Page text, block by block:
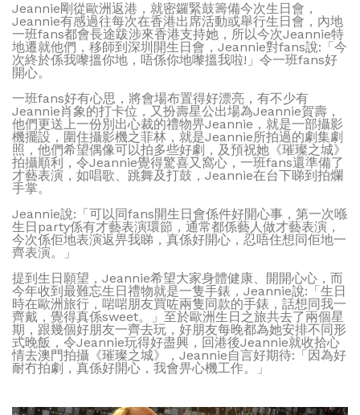
Jeannie剛從歐洲返港，就密鑼緊鼓籌備今次生日會，
Jeannie有感過往每次在香港出席活動或舉行生日會，內地
一班fans都會長途跋涉來香港支持她，所以今次Jeannie特
地遷就他們，移師到深圳開生日會，Jeannie對fans說:「今
次終於係我嚟搵你地，唔係你地嚟搵我啦!」令一班fans好
開心。
一班fans好有心思，將會場布置得好漂亮，有不少有
Jeannie肖象的打卡位，又扮壽星公出場為Jeannie賀壽，
他們更送上一份別出心裁的禮物畀Jeannie，就是一部攝影
機擺設，圍住攝影機之菲林，就是Jeannie所拍過的劇集劇
照，他們希望偶像可以拍多些好劇，及預祝她《璀璨之城》
拍攝順利，令Jeannie覺得驚喜又窩心，一班fans還準備了
才藝表演，如唱歌、跳舞及打鼓，Jeannie在台下睇到拍爛
手掌。
Jeannie說:「可以同fans開生日會係件好開心事，第一次喺
生日party係有才藝表演環節，通常都係藝人做才藝表演，
今次係佢地表演返畀我睇，真係好開心，忍唔住想同佢地一
齊表演。」
提到生日願望，Jeannie希望大家身體健康、開開心心，而
今年收到最難忘生日禮物就是一隻手錶，Jeannie說:「生日
時在歐洲旅行，啱啱朋友買咗兩隻同款的手錶，話想同我一
齊戴，覺得真係sweet。」至於歐洲生日之旅共去了兩個星
期，跟幾個好朋友一齊去玩，好朋友每晚都為她安排不同形
式晚飯，令Jeannie玩得好盡興，回港後Jeannie就收拾心
情去澳門拍攝《璀璨之城》，Jeannie自言好期待:「因為好
耐冇拍劇，真係好開心，我會畀心機工作。」